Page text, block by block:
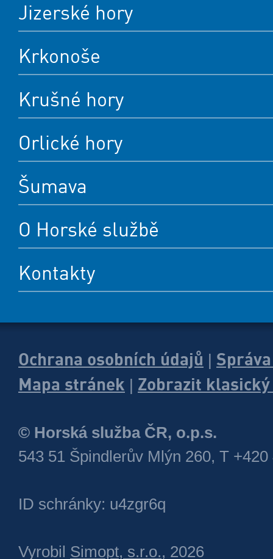
Jizerské hory
Krkonoše
Krušné hory
Orlické hory
Šumava
O Horské službě
Kontakty
Ochrana osobních údajů
Mapa stránek
Zobrazit
© Horská služba ČR, o.p.s.
543 51 Špindlerův Mlýn 260, T +420
ID schránky: u4zgr6q
Vyrobil Simopt, s.r.o., 2026